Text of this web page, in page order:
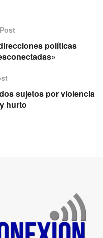
políticas
sujetos por violencia
hurto